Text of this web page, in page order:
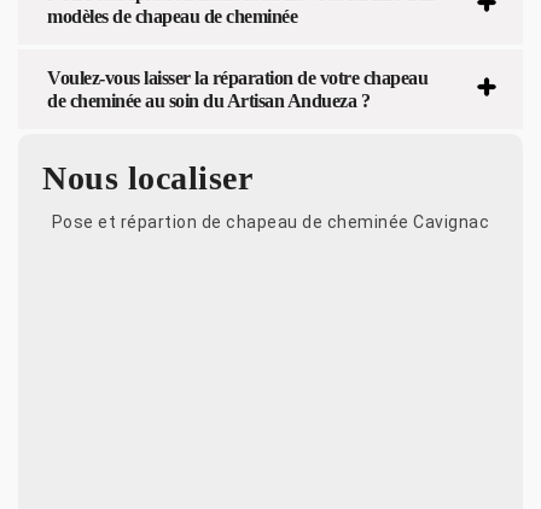
modèles de chapeau de cheminée
Voulez-vous laisser la réparation de votre chapeau
de cheminée au soin du Artisan Andueza ?
Nous localiser
Pose et répartion de chapeau de cheminée Cavignac